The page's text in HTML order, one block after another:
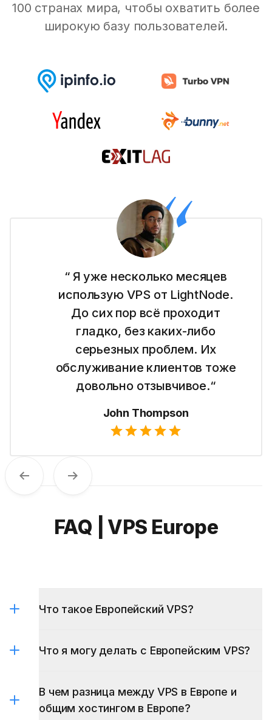
100 странах мира, чтобы охватить более
широкую базу пользователей.
“ Я новичок во всем, что
связано с вебсайтами, и
LightNode облегчила мне
начало работы с их VPS в
Дубае. Это просто в
использовании, и мне нравится
их простое ценообразование.“
Emma Wilson
Previous Next
FAQ | VPS Europe
Что такое Европейский VPS?
Что я могу делать с Европейским VPS?
В чем разница между VPS в Европе и
общим хостингом в Европе?